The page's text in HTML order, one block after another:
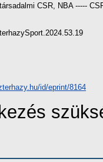
CSR, NBA -----
id/eprint/8164